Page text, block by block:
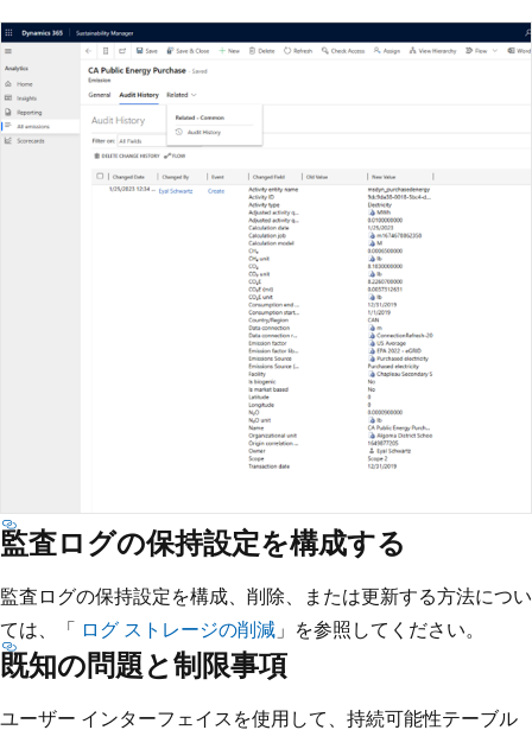
監査ログの保持設定を構成する
監査ログの保持設定を構成、削除、または更新する方法につい
ては、「 ログ ストレージの削減 」を参照してください。
既知の問題と制限事項
ユーザー インターフェイスを使用して、持続可能性テーブル